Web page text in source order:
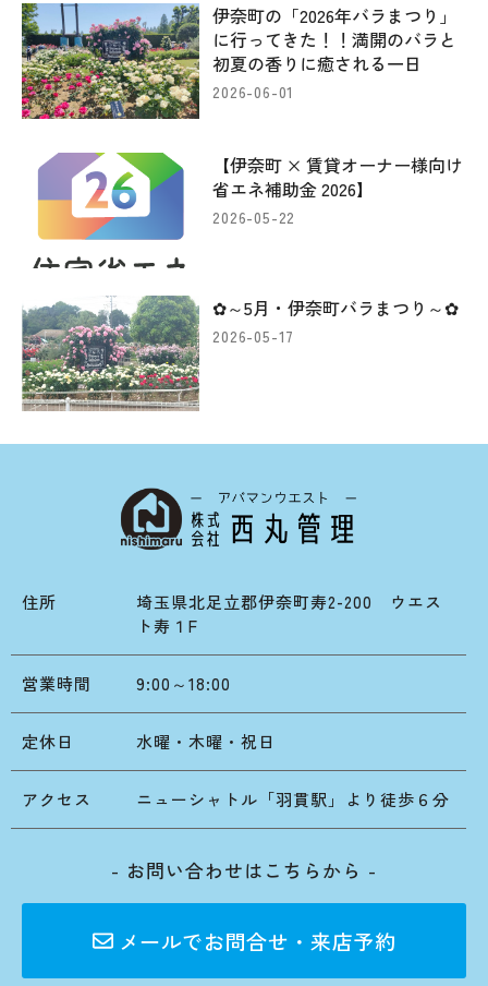
伊奈町の「2026年バラまつり」
に行ってきた！！満開のバラと
初夏の香りに癒される一日
2026-06-01
【伊奈町 × 賃貸オーナー様向け
省エネ補助金 2026】
2026-05-22
✿～5月・伊奈町バラまつり～✿
2026-05-17
住所
埼玉県北足立郡伊奈町寿2-200 ウエス
ト寿１F
営業時間 9:00～18:00
定休日 水曜・木曜・祝日
アクセス ニューシャトル「羽貫駅」より徒歩６分
- お問い合わせはこちらから -
メールでお問合せ・来店予約